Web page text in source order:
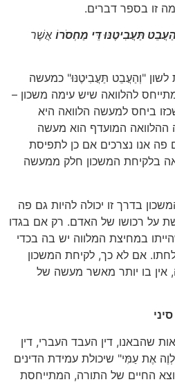
זו בספר דברים.
תַּעֲבִיטֶנּוּ דֵּי מַחְסֹרוֹ אֲשֶׁר
"וְהַעֲבֵט תַּעֲבִיטֶנּוּ" כמעשה
להלוואה שיש עימה משכון –
ביחס למעשה הלוואה היא
המועדף הוא מעשה
פה אנו נצרכים אם כן לתפיסת
בלקיחת המשכון חלק ממעשה
בדרך זו יכולה להיות גם פה
על רכושו של האדם. רק אם בגדו
במחיצת המלווה יש בה בכדי
אם לא כך, לקיחת המשכון
אין בו יותר מאשר מעשה של
שהבאנו, דין העבד העברי, דין
אֶת עַמִּי" שיכולת עמידת הדינים
החיים של התורה, המתייחסת